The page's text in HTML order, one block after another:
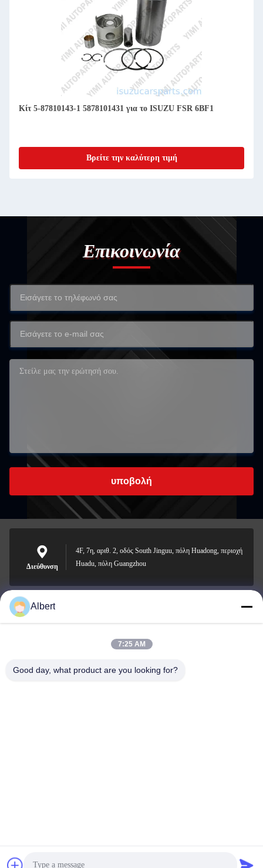
Κίτ 5-87810143-1 5878101431 για το ISUZU FSR 6BF1
Βρείτε την καλύτερη τιμή
Επικοινωνία
υποβολή
Διεύθυνση
4F, 7η, αριθ. 2, οδός South Jinguu, πόλη Huadong, περιοχή
Huadu, πόλη Guangzhou
james@yimiautoparts.com
Albert
7:25 AM
Good day, what product are you looking for?